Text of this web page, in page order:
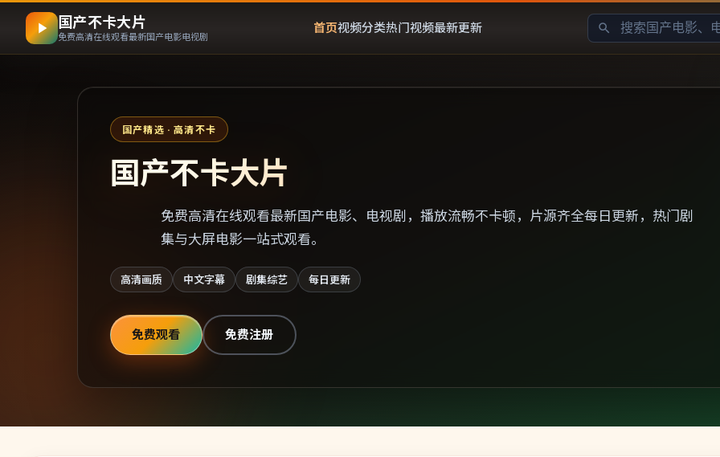
国产不卡大片
免费高清在线观看最新国产电影电视剧
首页视频分类热门视频最新更新
国产精选 · 高清不卡
国产不卡大片
免费高清在线观看最新国产电影、电视剧，播放流畅不卡顿，片源齐全每日更新，热门剧
集与大屏电影一站式观看。
高清画质 中文字幕 剧集综艺 每日更新
免费观看 免费注册